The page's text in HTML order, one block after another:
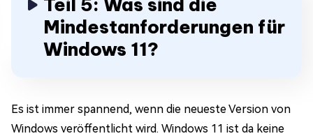
Mindestanforderungen für
Windows 11?
Es ist immer spannend, wenn die neueste Version von
Windows veröffentlicht wird. Windows 11 ist da keine